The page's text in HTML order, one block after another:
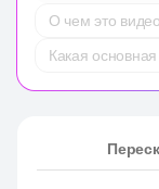
О чем это
Какая